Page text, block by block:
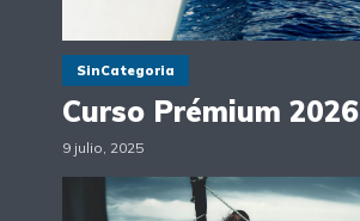
SinCategoria
Curso Prémium 2026
9 julio, 2025